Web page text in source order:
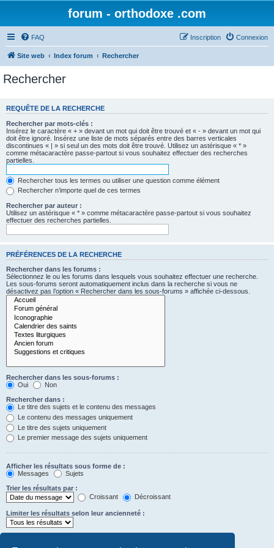
forum - orthodoxe .com
FAQ Connexion
Inscription
Site web Index forum Rechercher
Rechercher
REQUÊTE DE LA RECHERCHE
Rechercher par mots-clés :
Insérez le caractère « + » devant un mot qui doit être trouvé et « - » devant un mot qui
doit être ignoré. Insérez une liste de mots séparés entre des barres verticales
discontinues « | » si seul un des mots doit être trouvé. Utilisez un astérisque « * »
comme métacaractère passe-partout si vous souhaitez effectuer des recherches
partielles.
Rechercher tous les termes ou utiliser une question comme élément
Rechercher n’importe quel de ces termes
Rechercher par auteur :
Utilisez un astérisque « * » comme métacaractère passe-partout si vous souhaitez
effectuer des recherches partielles.
PRÉFÉRENCES DE LA RECHERCHE
Rechercher dans les forums :
Sélectionnez le ou les forums dans lesquels vous souhaitez effectuer une recherche.
Les sous-forums seront automatiquement inclus dans la recherche si vous ne
désactivez pas l’option « Rechercher dans les sous-forums » affichée ci-dessous.
Rechercher dans les sous-forums :
Oui
Non
Rechercher dans :
Le titre des sujets et le contenu des messages
Le contenu des messages uniquement
Le titre des sujets uniquement
Le premier message des sujets uniquement
Afficher les résultats sous forme de :
Messages
Sujets
Trier les résultats par :
Croissant
Décroissant
Limiter les résultats selon leur ancienneté :